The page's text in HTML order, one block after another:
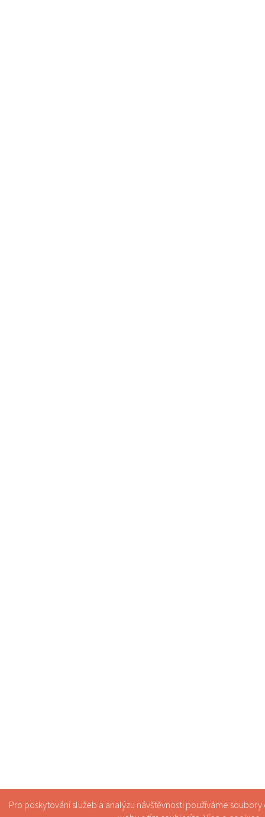
Pro poskytování služeb a analýzu návštěvnosti používáme